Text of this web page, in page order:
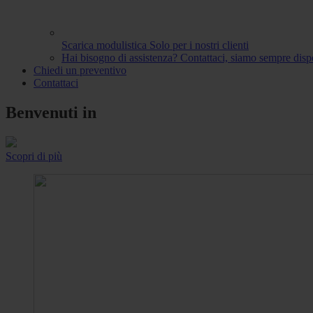
Scarica modulistica Solo per i nostri clienti
Hai bisogno di assistenza? Contattaci, siamo sempre
Chiedi un preventivo
Contattaci
Benvenuti in
Scopri di più